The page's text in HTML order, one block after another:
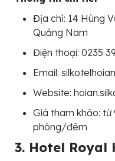
Địa chỉ: 14 Hùng
Quảng Nam
Điện thoại: 0235
Email:
Website:
Giá tham khảo:
phòng/đêm
3. Hotel Royal